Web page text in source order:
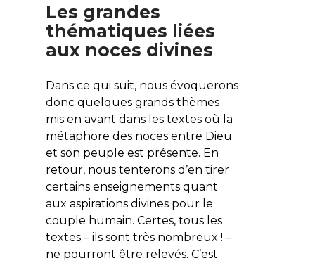
Les grandes
thématiques liées
aux noces divines
Dans ce qui suit, nous évoquerons
donc quelques grands thèmes
mis en avant dans les textes où la
métaphore des noces entre Dieu
et son peuple est présente. En
retour, nous tenterons d’en tirer
certains enseignements quant
aux aspirations divines pour le
couple humain. Certes, tous les
textes – ils sont trèsnombreux ! –
ne pourront être relevés. C’est